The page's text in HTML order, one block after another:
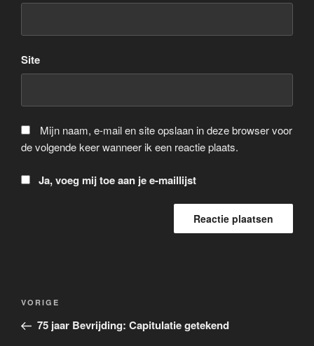
Site
Mijn naam, e-mail en site opslaan in deze browser voor
de volgende keer wanneer ik een reactie plaats.
Ja, voeg mij toe aan je e-maillijst
Bericht
Vorig
bericht
VORIGE
75 jaar Bevrijding: Capitulatie getekend